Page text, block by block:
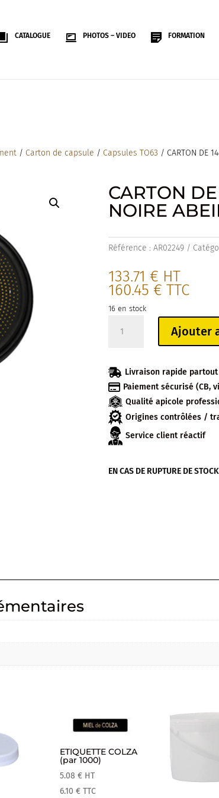
CATALOGUE PHOTOS – VIDEO FORMATION
/ Carton de capsule / Capsules TO63 / CARTON DE
CARTON
NOIRE
Référence :AR02249
133.71 € HT
160.45 € TTC
16 en stock
1440
CAPSULES
TO63
NOIRE
ABEILLE
SOLEIL
Ajouter
 Livraison rapide partout
 Paiement sécurisé (CB,
Qualité apicole
Origines contrôlées /
Service client réactif
EN CAS DE RUPTURE DE
ETIQUETTE COLZA
(par 1000)
5.08€ HT
6.10€ TTC